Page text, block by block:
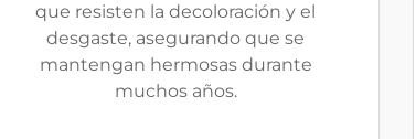
que resisten la decoloración y el
desgaste, asegurando que se
mantengan hermosas durante
muchos años.